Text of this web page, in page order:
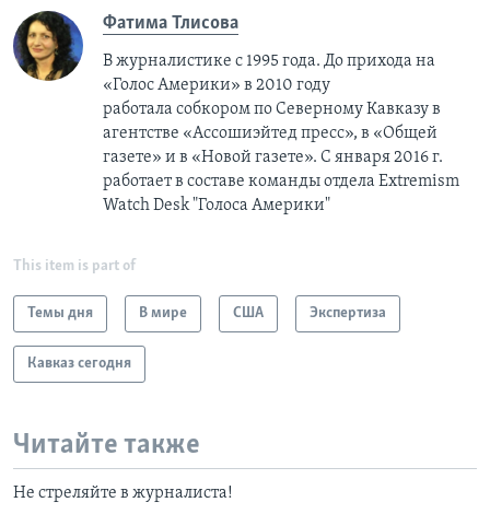
Фатима Тлисовa
В журналистике с 1995 года. До прихода на
«Голос Америки» в 2010 году
работала собкором по Северному Кавказу в
агентстве «Ассошиэйтед пресс», в «Общей
газете» и в «Новой газете». С января 2016 г.
работает в составе команды отдела Extremism
Watch Desk "Голоса Америки"
This item is part of
Темы дня В мире США Экспертиза
Кавказ сегодня
Читайте также
Не стреляйте в журналиста!